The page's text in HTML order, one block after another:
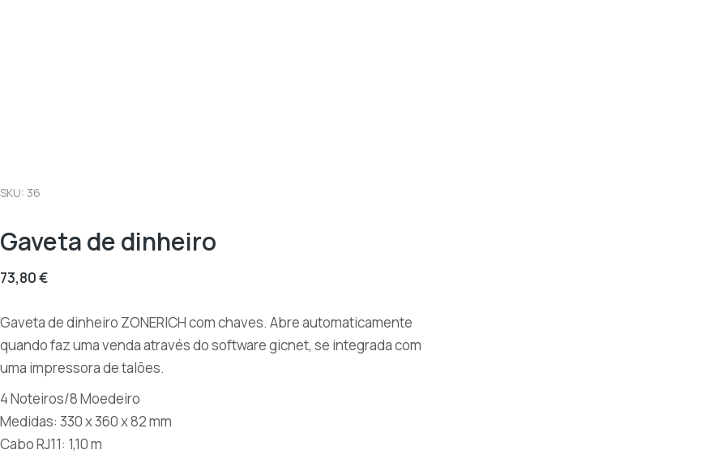
SKU: 36
Gaveta de dinheiro
73,80€
Gaveta de dinheiro ZONERICH com chaves. Abre automaticamente
quando faz uma venda através do software gicnet, se integrada com
uma impressora de talões.
4 Noteiros/8 Moedeiro
Medidas: 330 x 360 x 82 mm
Cabo RJ11: 1,10 m